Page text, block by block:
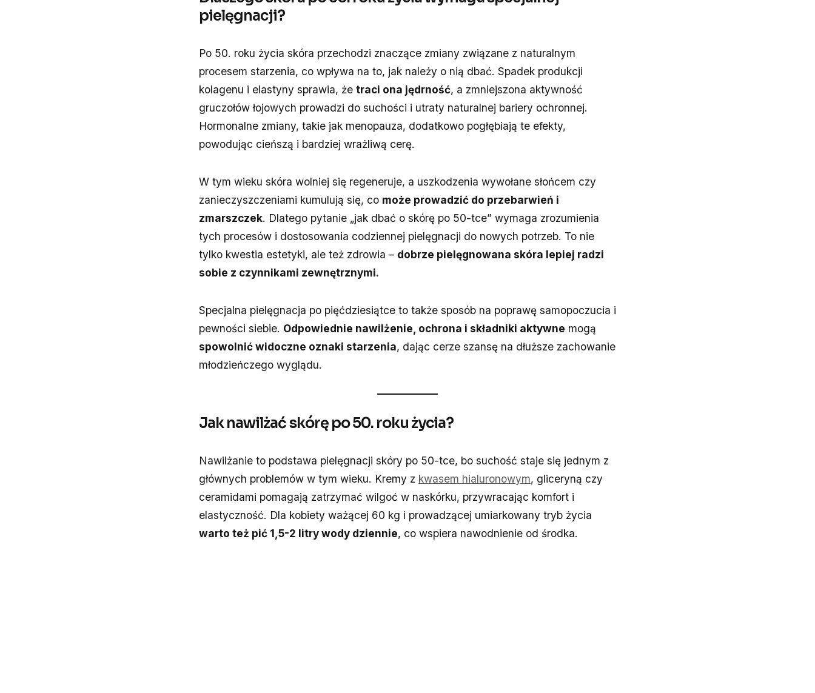
pielęgnacji?
Po 50. roku życia skóra przechodzi znaczące zmiany związane z naturalnym
procesem starzenia, co wpływa na to, jak należy o nią dbać. Spadek produkcji
kolagenu i elastyny sprawia, że traci ona jędrność, a zmniejszona aktywność
gruczołów łojowych prowadzi do suchości i utraty naturalnej bariery ochronnej.
Hormonalne zmiany, takie jak menopauza, dodatkowo pogłębiają te efekty,
powodując cieńszą i bardziej wrażliwą cerę.
W tym wieku skóra wolniej się regeneruje, a uszkodzenia wywołane słońcem czy
zanieczyszczeniami kumulują się, co może prowadzić do przebarwień i
zmarszczek. Dlatego pytanie „jak dbać o skórę po 50-tce” wymaga zrozumienia
tych procesów i dostosowania codziennej pielęgnacji do nowych potrzeb. To nie
tylko kwestia estetyki, ale też zdrowia – dobrze pielęgnowana skóra lepiej radzi
sobie z czynnikami zewnętrznymi.
Specjalna pielęgnacja po pięćdziesiątce to także sposób na poprawę samopoczucia i
pewności siebie. Odpowiednie nawilżenie, ochrona i składniki aktywne mogą
spowolnić widoczne oznaki starzenia, dając cerze szansę na dłuższe zachowanie
młodzieńczego wyglądu.
Jak nawilżać skórę po 50. roku życia?
Nawilżanie to podstawa pielęgnacji skóry po 50-tce, bo suchość staje się jednym z
głównych problemów w tym wieku. Kremy z kwasem hialuronowym, gliceryną czy
ceramidami pomagają zatrzymać wilgoć w naskórku, przywracając komfort i
elastyczność. Dla kobiety ważącej 60 kg i prowadzącej umiarkowany tryb życia
warto też pić 1,5-2 litry wody dziennie, co wspiera nawodnienie od środka.